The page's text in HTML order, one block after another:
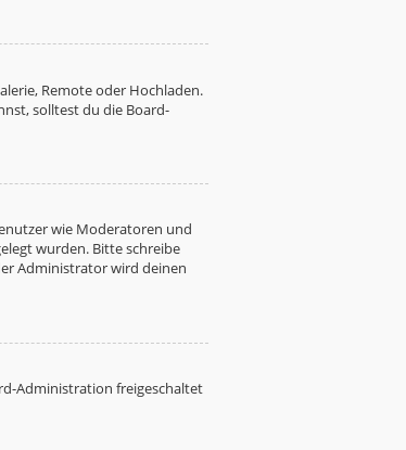
Remote oder Hochladen.
solltest du die Board-
wie Moderatoren und
wurden. Bitte schreibe
Administrator wird deinen
Administration freigeschaltet